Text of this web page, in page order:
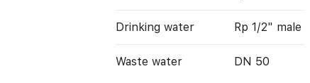
Drinking water Rp 1/2" male
Waste water DN 50